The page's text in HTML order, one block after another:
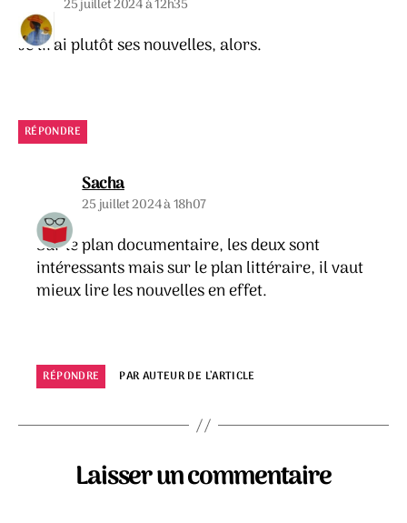
25 juillet 2024 à 12h35
Je lirai plutôt ses nouvelles, alors.
RÉPONDRE
Sachadit :
25 juillet 2024 à 18h07
Sur le plan documentaire, les deux sont
intéressants mais sur le plan littéraire, il vaut
mieux lire les nouvelles en effet.
RÉPONDRE PAR AUTEUR DE L’ARTICLE
Laisser un commentaire